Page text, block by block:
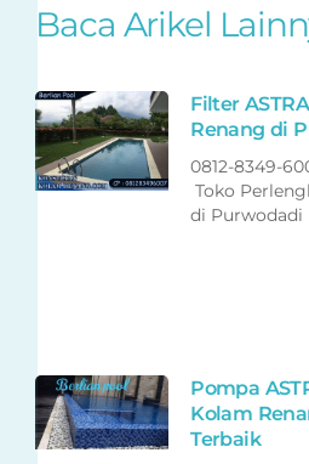
Baca Arikel
Filter
Renang di
0812-8349-
Toko
di
Pompa
Kolam
Terbaik